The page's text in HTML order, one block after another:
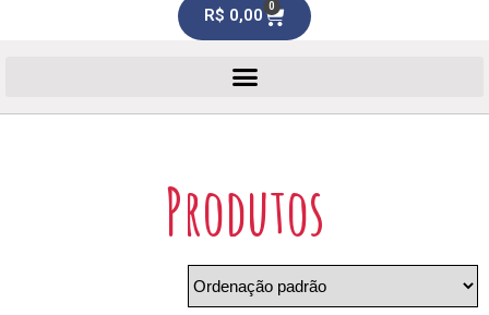
R$ 0,00 0
Produtos